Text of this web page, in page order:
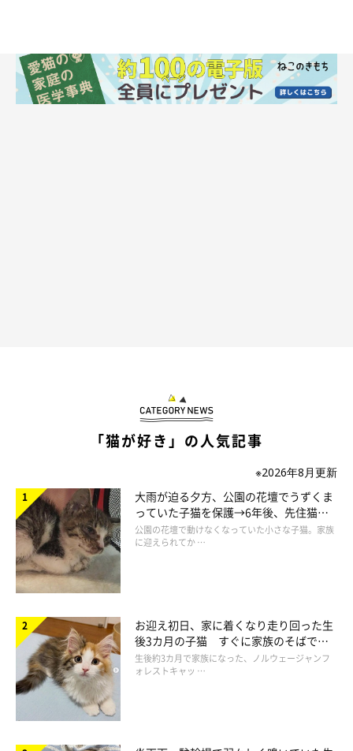
「猫が好き」の人気記事
※2026年8月更新
大雨が迫る夕方、公園の花壇でうずくま
っていた子猫を保護→6年後、先住猫
と“姉妹”のような関係に
公園の花壇で動けなくなっていた小さな子猫。家族
に迎えられてか …
お迎え初日、家に着くなり走り回った生
後3カ月の子猫 すぐに家族のそばで落
ち着く姿に「迎えてよかった」
生後約3カ月で家族になった、ノルウェージャンフ
ォレストキャッ …